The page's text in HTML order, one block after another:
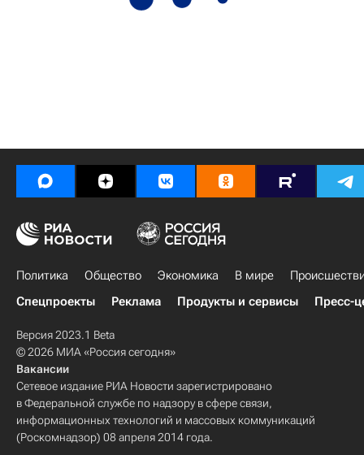
Политика Общество Экономика В мире
Спецпроекты
Реклама Продукты и сервисы Пресс-
Версия 2023.1 Beta
© 2026 МИА «Россия сегодня»
Вакансии
Сетевое издание РИА Новости зарегистрировано
в Федеральной службе по надзору в сфере связи,
информационных технологий и массовых коммуникаций
(Роскомнадзор) 08 апреля 2014 года.